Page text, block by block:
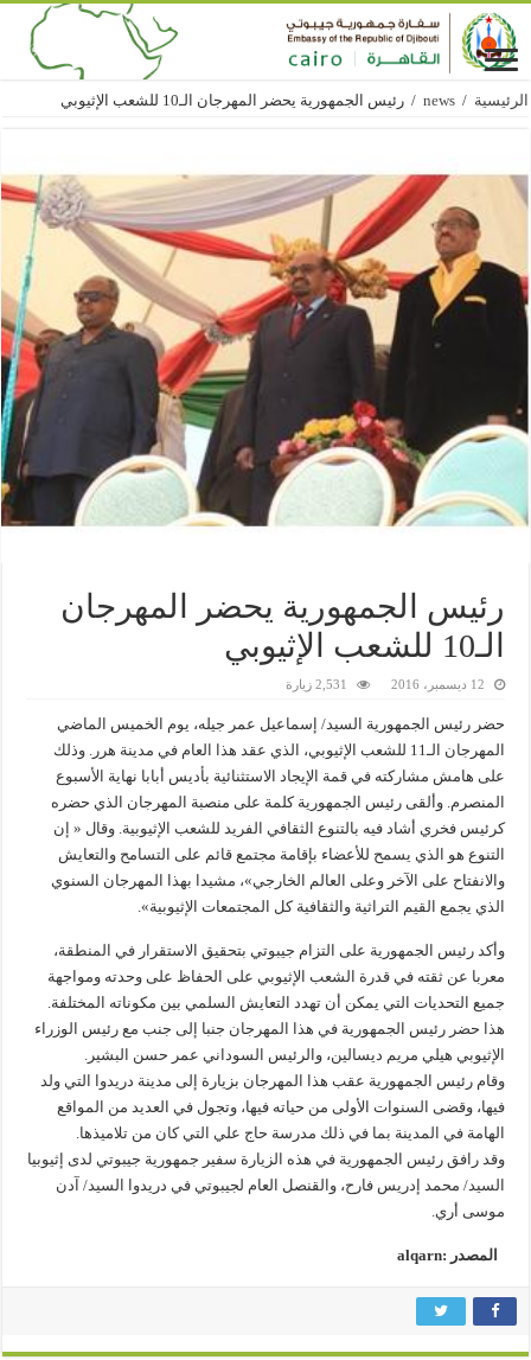
الرئيسية /
news
/ رئيس الجمهورية يحضر المهرجان الـ10 للشعب الإثيوبي
رئيس الجمهورية يحضر المهرجان
الـ10 للشعب الإثيوبي
12 ديسمبر، 2016 2,531 زيارة
حضر رئيس الجمهورية السيد/ إسماعيل عمر جيله، يوم الخميس الماضي
المهرجان الـ11 للشعب الإثيوبي، الذي عقد هذا العام في مدينة هرر. وذلك
على هامش مشاركته في قمة الإيجاد الاستثنائية بأديس أبابا نهاية الأسبوع
المنصرم. وألقى رئيس الجمهورية كلمة على منصبة المهرجان الذي حضره
كرئيس فخري أشاد فيه بالتنوع الثقافي الفريد للشعب الإثيوبية. وقال « إن
التنوع هو الذي يسمح للأعضاء بإقامة مجتمع قائم على التسامح والتعايش
والانفتاح على الآخر وعلى العالم الخارجي»، مشيدا بهذا المهرجان السنوي
الذي يجمع القيم التراثية والثقافية كل المجتمعات الإثيوبية».
وأكد رئيس الجمهورية على التزام جيبوتي بتحقيق الاستقرار في المنطقة،
معربا عن ثقته في قدرة الشعب الإثيوبي على الحفاظ على وحدته ومواجهة
جميع التحديات التي يمكن أن تهدد التعايش السلمي بين مكوناته المختلفة.
هذا حضر رئيس الجمهورية في هذا المهرجان جنبا إلى جنب مع رئيس الوزراء
الإثيوبي هيلي مريم ديسالين، والرئيس السوداني عمر حسن البشير.
وقام رئيس الجمهورية عقب هذا المهرجان بزيارة إلى مدينة دريدوا التي ولد
فيها، وقضى السنوات الأولى من حياته فيها، وتجول في العديد من المواقع
الهامة في المدينة بما في ذلك مدرسة حاج علي التي كان من تلاميذها.
وقد رافق رئيس الجمهورية في هذه الزيارة سفير جمهورية جيبوتي لدى إثيوبيا
السيد/ محمد إدريس فارح، والقنصل العام لجيبوتي في دريدوا السيد/ آدن
موسى أري.
المصدر :alqarn